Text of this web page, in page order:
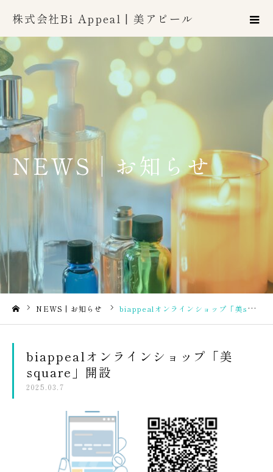
株式会社Bi Appeal | 美アピール
NEWS | お知らせ
NEWS | お知らせ biappealオンラインショップ「美square」開設
biappealオンラインショップ「美
square」開設
2025.03.7